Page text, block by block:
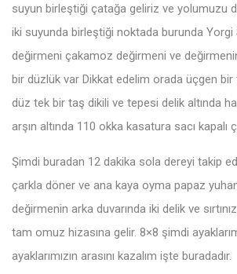
suyun birleştiği çatağa geliriz ve yolumuzu
iki suyunda birleştiği noktada burunda Yorgi
değirmeni çakamoz değirmeni ve
bir düzlük var Dikkat edelim orada üçgen bir
düz tek bir taş dikili ve tepesi delik altında
arşın altında 110 okka kasatura sacı kapalı
Şimdi buradan 12 dakika sola dereyi takip
çarkla döner ve ana kaya oyma papaz
değirmenin arka duvarında iki delik ve
tam omuz hizasına gelir. 8×8 şimdi
ayaklarımızın arasını kazalım işte buradadır.